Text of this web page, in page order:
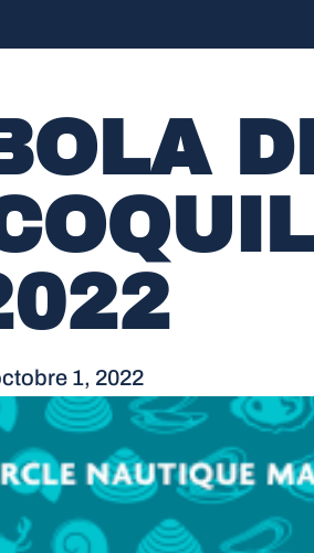
1, 2022